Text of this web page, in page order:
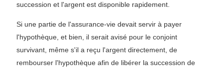
succession et l'argent est disponible rapidement.
Si une partie de l'assurance-vie devait servir à payer
l'hypothèque, et bien, il serait avisé pour le conjoint
survivant, même s'il a reçu l'argent directement, de
rembourser l'hypothèque afin de libérer la succession de